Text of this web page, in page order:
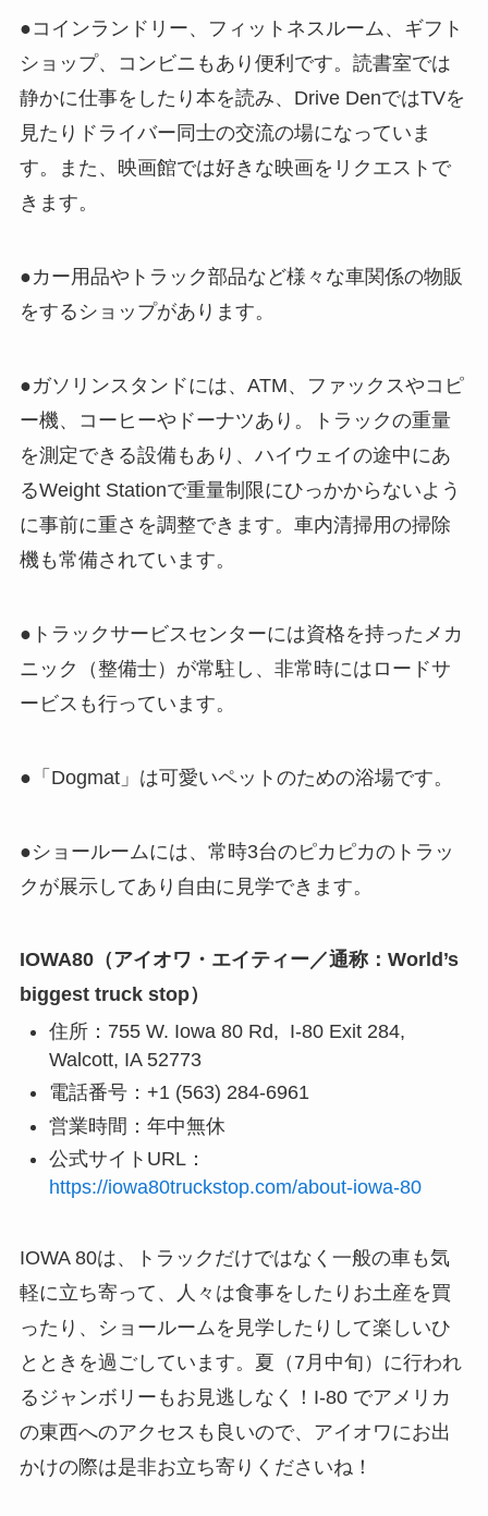
●コインランドリー、フィットネスルーム、ギフト
ショップ、コンビニもあり便利です。読書室では
静かに仕事をしたり本を読み、Drive DenではTVを
見たりドライバー同士の交流の場になっていま
す。また、映画館では好きな映画をリクエストで
きます。
●カー用品やトラック部品など様々な車関係の物販
をするショップがあります。
●ガソリンスタンドには、ATM、ファックスやコピ
ー機、コーヒーやドーナツあり。トラックの重量
を測定できる設備もあり、ハイウェイの途中にあ
るWeight Stationで重量制限にひっかからないよう
に事前に重さを調整できます。車内清掃用の掃除
機も常備されています。
●トラックサービスセンターには資格を持ったメカ
ニック（整備士）が常駐し、非常時にはロードサ
ービスも行っています。
●「Dogmat」は可愛いペットのための浴場です。
●ショールームには、常時3台のピカピカのトラッ
クが展示してあり自由に見学できます。
IOWA80（アイオワ・エイティー／通称：World’s
biggest truck stop）
住所：755 W. Iowa 80 Rd, I-80 Exit 284,
Walcott, IA 52773
電話番号：+1 (563) 284-6961
営業時間：年中無休
公式サイトURL：
https://iowa80truckstop.com/about-iowa-80
IOWA 80は、トラックだけではなく一般の車も気
軽に立ち寄って、人々は食事をしたりお土産を買
ったり、ショールームを見学したりして楽しいひ
とときを過ごしています。夏（7月中旬）に行われ
るジャンボリーもお見逃しなく！I-80 でアメリカ
の東西へのアクセスも良いので、アイオワにお出
かけの際は是非お立ち寄りくださいね！